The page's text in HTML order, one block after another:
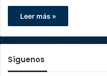
Leer más »
Síguenos